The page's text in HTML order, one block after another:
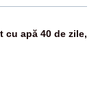
apă 40 de zile,